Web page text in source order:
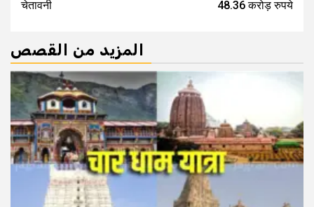
चेतावनी
48.36 करोड़ रुपये
المزيد من القصص